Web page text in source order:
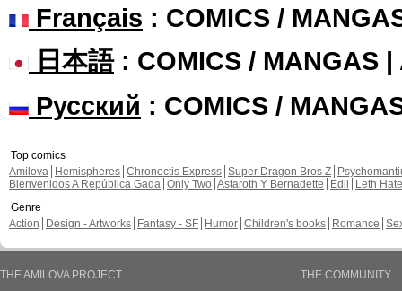
Français : COMICS /
日本語: COMICS / MANGAS |
Русский : COMICS /
Top comics
Amilova
Hemispheres Chronoctis Express Super Dragon Bros Z
Bienvenidos A República Gada Only Two Astaroth Y Bernadette Edil
Leth Hate
Genre
Action
Design - Artworks Fantasy - SF Humor Children's books Romance
THE AMILOVA PROJECT
THE COMMUNITY